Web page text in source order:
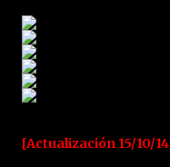
[Actualización 15/10/